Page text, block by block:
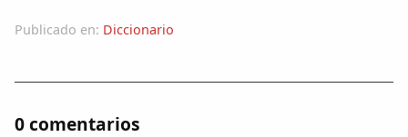
Idiosincrasia
Publicado en: Diccionario
0 comentarios